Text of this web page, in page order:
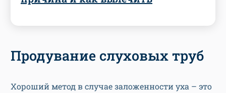
Продувание слуховых труб
Хороший метод в случае заложенности уха – это